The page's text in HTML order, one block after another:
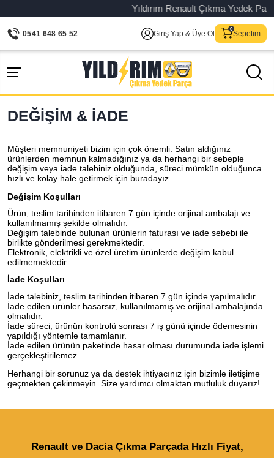
Yıldırım Renault Çıkma Yedek
0541 648 65 52 Giriş Yap & Üye Ol Sepetim
DEĞIŞIM & İADE
Müşteri memnuniyeti bizim için çok önemli. Satın aldığınız
ürünlerden memnun kalmadığınız ya da herhangi bir sebeple
değişim veya iade talebiniz olduğunda, süreci mümkün olduğunca
hızlı ve kolay hale getirmek için buradayız.
Değişim Koşulları
Ürün, teslim tarihinden itibaren 7 gün içinde orijinal ambalajı ve
kullanılmamış şekilde olmalıdır.
Değişim talebinde bulunan ürünlerin faturası ve iade sebebi ile
birlikte gönderilmesi gerekmektedir.
Elektronik, elektrikli ve özel üretim ürünlerde değişim kabul
edilmemektedir.
İade Koşulları
İade talebiniz, teslim tarihinden itibaren 7 gün içinde yapılmalıdır.
İade edilen ürünler hasarsız, kullanılmamış ve orijinal ambalajında
olmalıdır.
İade süreci, ürünün kontrolü sonrası 7 iş günü içinde ödemesinin
yapıldığı yöntemle tamamlanır.
İade edilen ürünün paketinde hasar olması durumunda iade işlemi
gerçekleştirilemez.
Herhangi bir sorunuz ya da destek ihtiyacınız için bizimle iletişime
geçmekten çekinmeyin. Size yardımcı olmaktan mutluluk duyarız!
Renault ve Dacia Çıkma Parçada Hızlı Fiyat,